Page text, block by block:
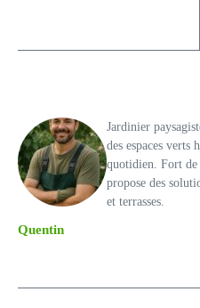
Quentin
Jardinier
des espaces verts
quotidien. Fort de
propose des
et terrasses.